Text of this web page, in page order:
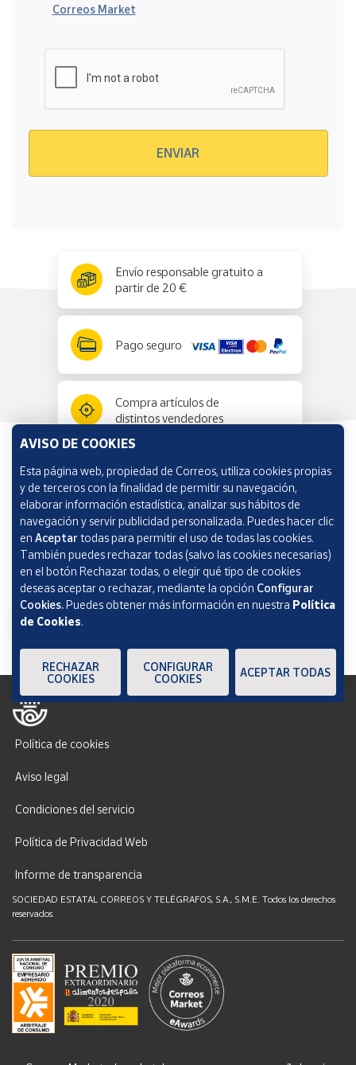
Correos Market
ENVIAR
Envío responsable gratuito a
partir de 20 €
Pago seguro
Compra artículos de
distintos vendedores
Información y ayuda
Correos Market
Política de cookies
Aviso legal
Condiciones del servicio
Política de Privacidad Web
Informe de transparencia
SOCIEDAD ESTATAL CORREOS Y TELÉGRAFOS, S.A., S.M.E. Todos los derechos
reservados.
AVISO DE COOKIES
Esta página web, propiedad de Correos, utiliza cookies propias
y de terceros con la finalidad de permitir su navegación,
elaborar información estadística, analizar sus hábitos de
navegación y servir publicidad personalizada. Puedes hacer clic
en Aceptar todas para permitir el uso de todas las cookies.
También puedes rechazar todas (salvo las cookies necesarias)
en el botón Rechazar todas, o elegir qué tipo de cookies
deseas aceptar o rechazar, mediante la opción Configurar
Cookies.Puedes obtener más información en nuestra Política
de Cookies.
RECHAZAR
COOKIES
CONFIGURAR
COOKIES
ACEPTAR TODAS